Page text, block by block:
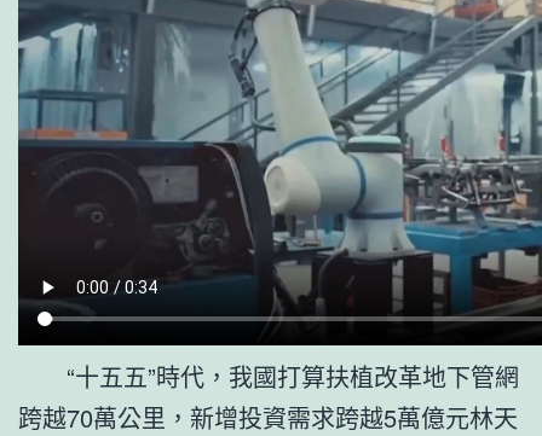
“十五五”時代，我國打算扶植改革地下管網
跨越70萬公里，新增投資需求跨越5萬億元林天